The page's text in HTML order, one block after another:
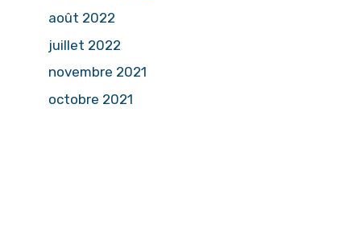
août 2022
juillet 2022
novembre 2021
octobre 2021